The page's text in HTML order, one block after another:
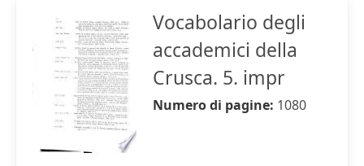
Vocabolario degli
accademici della
Crusca. 5. impr
Numero di pagine: 1080